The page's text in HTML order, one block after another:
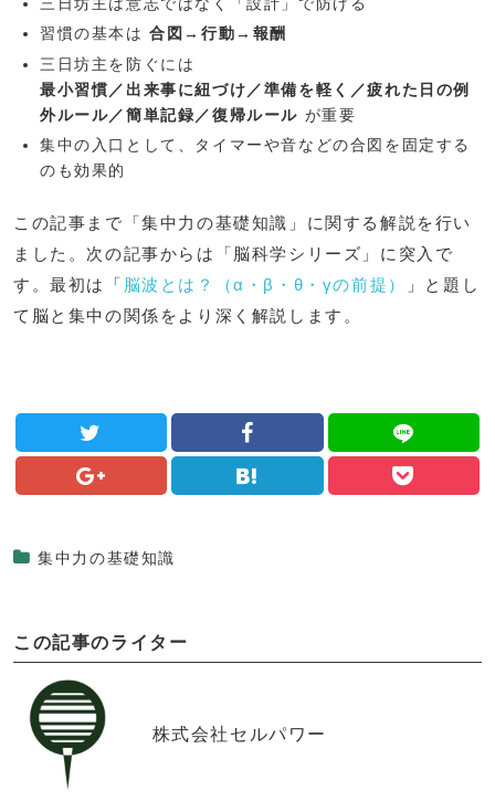
習慣の基本は合図→行動→報酬
三日坊主を防ぐには
最小習慣／出来事に紐づけ／準備を軽く／疲れた日の例
外ルール／簡単記録／復帰ルール が重要
集中の入口として、タイマーや音などの合図を固定する
のも効果的
この記事まで「集中力の基礎知識」に関する解説を行い
ました。次の記事からは「脳科学シリーズ」に突入で
す。最初は「 脳波とは？（α・β・θ・γの前提）
」と題し
て脳と集中の関係をより深く解説します。
集中力の基礎知識
この記事のライター
株式会社セルパワー